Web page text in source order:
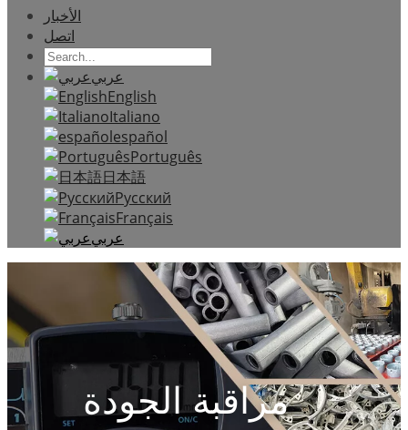
الأخبار
اتصل
عربي
English
Italiano
español
Português
日本語
Русский
Français
عربي
مراقبة الجودة